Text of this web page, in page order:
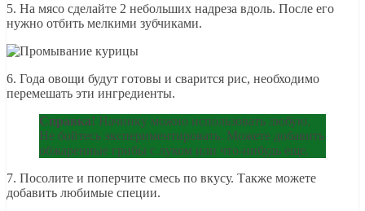
5. На мясо сделайте 2 небольших надреза вдоль. После его
нужно отбить мелкими зубчиками.
6. Года овощи будут готовы и сварится рис, необходимо
перемешать эти ингредиенты.
Справка! Начинку можно использовать любую.
Не бойтесь экспериментировать. Можете добавить
обжаренные грибы с луком или что-нибудь еще.
7. Посолите и поперчите смесь по вкусу. Также можете
добавить любимые специи.